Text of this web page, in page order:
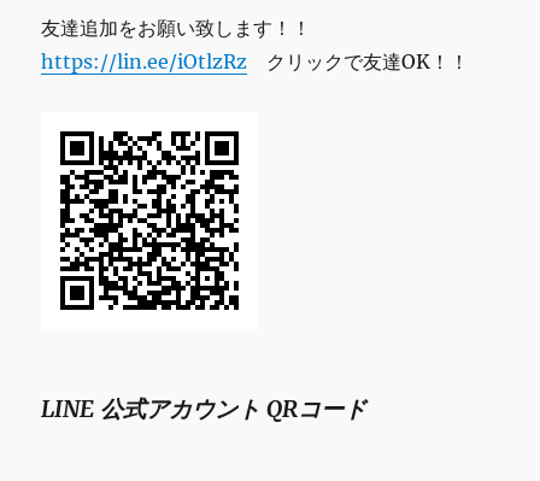
友達追加をお願い致します！！
https://lin.ee/iOtlzRz クリックで友達OK！！
LINE 公式アカウント QRコード